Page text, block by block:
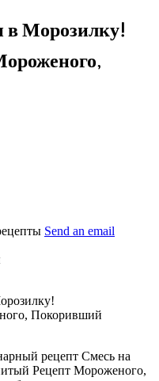
в Морозилку!
Send an email
рецепт Смесь на
Рецепт Мороженого,